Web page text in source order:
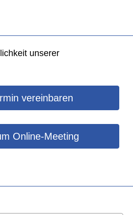
unserer
ver­ein­baren
Online-Meeting